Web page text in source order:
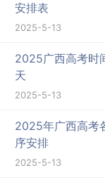
安排表
2025-5-13
2025广西高考时
天
2025-5-13
2025年广西高考
序安排
2025-5-13